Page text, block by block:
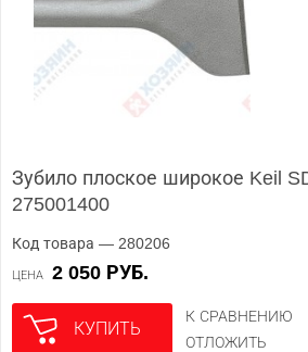
Зубило плоское широкое Keil
275001400
Код товара — 280206
ЦЕНА 2 050 РУБ.
КУПИТЬ
К СРАВНЕНИЮ
ОТЛОЖИТЬ